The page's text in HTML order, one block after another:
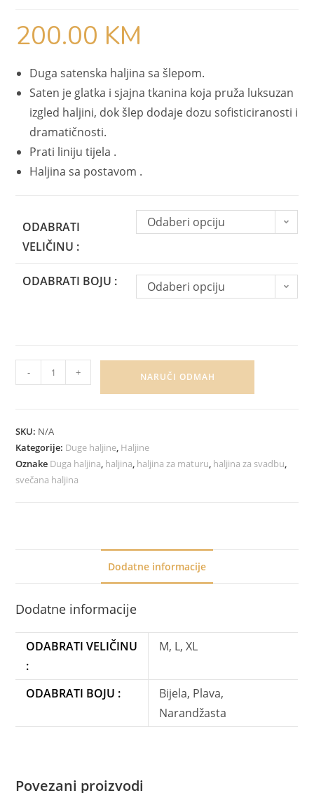
200.00 KM
Duga satenska haljina sa šlepom.
Saten je glatka i sjajna tkanina koja pruža luksuzan
izgled haljini, dok šlep dodaje dozu sofisticiranosti i
dramatičnosti.
Prati liniju tijela .
Haljina sa postavom .
ODABRATI
VELIČINU :
Odaberi opciju
ODABRATI BOJU : Odaberi opciju
- + NARUČI ODMAH
SKU: N/A
Kategorije: Duge haljine, Haljine
Oznake Duga haljina, haljina, haljina za maturu, haljina za svadbu,
svečana haljina
Dodatne informacije
Dodatne informacije
ODABRATI VELIČINU
:
M, L, XL
ODABRATI BOJU :
Bijela, Plava,
Narandžasta
Povezani proizvodi